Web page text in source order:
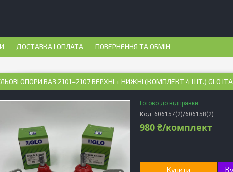
ДОСТАВКА І ОПЛАТА ПОВЕРНЕННЯ ТА ОБМІН
ОПОРИ ВАЗ 2101–2107 ВЕРХНІ + НИЖНІ (КОМПЛЕКТ 4 ШТ.) GLO
Готово до відправки
Код: 606157(2)/606158(2)
980 ₴/комплект
Купити